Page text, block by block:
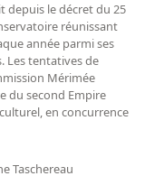
depuis le décret du 25
réunissant
année parmi ses
Les tentatives de
Mérimée
du second Empire
en concurrence
Taschereau